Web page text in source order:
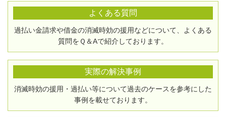
よくある質問
過払い金請求や借金の消滅時効の援用などについて、よくある
質問をＱ＆Aで紹介しております。
実際の解決事例
消滅時効の援用・過払い等について過去のケースを参考にした
事例を載せております。